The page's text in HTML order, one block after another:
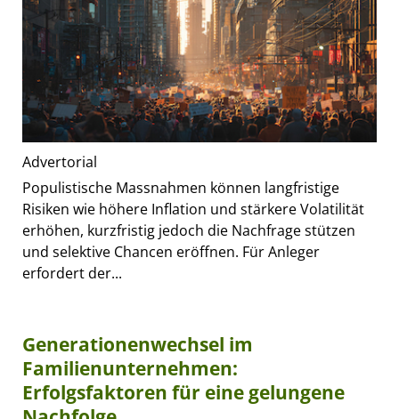
Advertorial
Populistische Massnahmen können langfristige
Risiken wie höhere Inflation und stärkere Volatilität
erhöhen, kurzfristig jedoch die Nachfrage stützen
und selektive Chancen eröffnen. Für Anleger
erfordert der...
Generationenwechsel im
Familienunternehmen:
Erfolgsfaktoren für eine gelungene